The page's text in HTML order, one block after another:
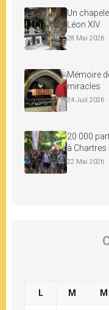
Un
Léon XIV
28 Mai 2026
Mémoire
miracles
24 Juil 2026
20 000
à Chartres
22 Mai 2026
L M M